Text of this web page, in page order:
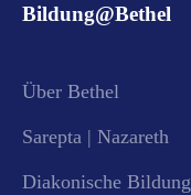
Bildung@Bethel
Über Bethel
Sarepta | Nazareth
Diakonische Bildung